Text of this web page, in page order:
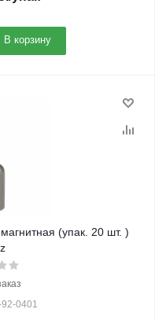
В корзину
(упак. 20 шт. )
92-0401